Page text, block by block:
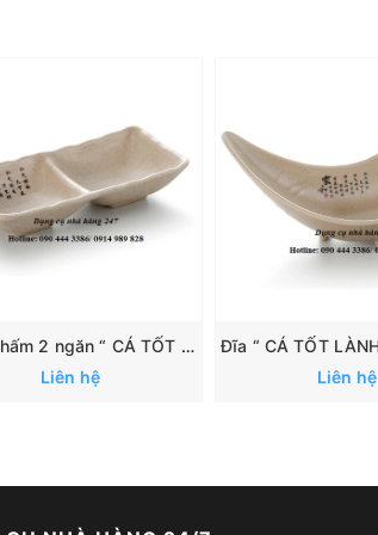
Chén chấm 2 ngăn “ CÁ TỐT LÀNH”: 167
Liên hệ
Liên hệ